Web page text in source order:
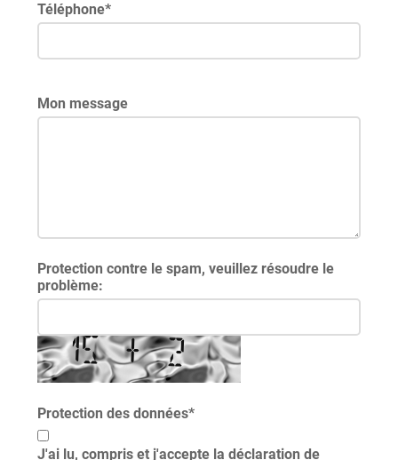
Téléphone*
Mon message
Protection contre le spam, veuillez résoudre le
problème:
Protection des données*
J'ai lu, compris et j'accepte la déclaration de